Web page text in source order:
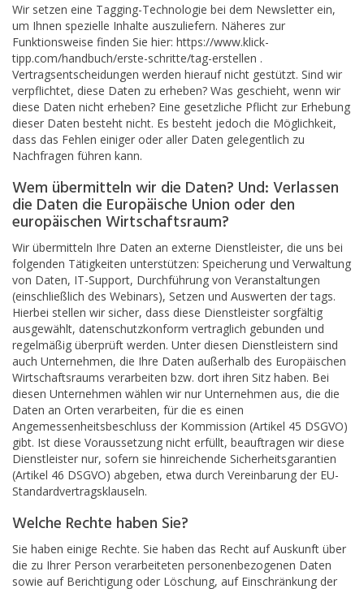
Wir setzen eine Tagging-Technologie bei dem Newsletter ein,
um Ihnen spezielle Inhalte auszuliefern. Näheres zur
Funktionsweise finden Sie hier: https://www.klick-
tipp.com/handbuch/erste-schritte/tag-erstellen .
Vertragsentscheidungen werden hierauf nicht gestützt. Sind wir
verpflichtet, diese Daten zu erheben? Was geschieht, wenn wir
diese Daten nicht erheben? Eine gesetzliche Pflicht zur Erhebung
dieser Daten besteht nicht. Es besteht jedoch die Möglichkeit,
dass das Fehlen einiger oder aller Daten gelegentlich zu
Nachfragen führen kann.
Wem übermitteln wir die Daten? Und: Verlassen
die Daten die Europäische Union oder den
europäischen Wirtschaftsraum?
Wir übermitteln Ihre Daten an externe Dienstleister, die uns bei
folgenden Tätigkeiten unterstützen: Speicherung und Verwaltung
von Daten, IT-Support, Durchführung von Veranstaltungen
(einschließlich des Webinars), Setzen und Auswerten der tags.
Hierbei stellen wir sicher, dass diese Dienstleister sorgfältig
ausgewählt, datenschutzkonform vertraglich gebunden und
regelmäßig überprüft werden. Unter diesen Dienstleistern sind
auch Unternehmen, die Ihre Daten außerhalb des Europäischen
Wirtschaftsraums verarbeiten bzw. dort ihren Sitz haben. Bei
diesen Unternehmen wählen wir nur Unternehmen aus, die die
Daten an Orten verarbeiten, für die es einen
Angemessenheitsbeschluss der Kommission (Artikel 45 DSGVO)
gibt. Ist diese Voraussetzung nicht erfüllt, beauftragen wir diese
Dienstleister nur, sofern sie hinreichende Sicherheitsgarantien
(Artikel 46 DSGVO) abgeben, etwa durch Vereinbarung der EU-
Standardvertragsklauseln.
Welche Rechte haben Sie?
Sie haben einige Rechte. Sie haben das Recht auf Auskunft über
die zu Ihrer Person verarbeiteten personenbezogenen Daten
sowie auf Berichtigung oder Löschung, auf Einschränkung der